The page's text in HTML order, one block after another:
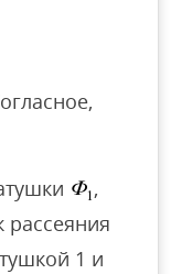
,
рассеяния
1 и